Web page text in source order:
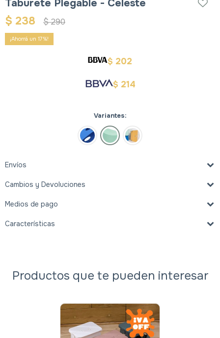
Taburete Plegable - Celeste
$ 238 $290
17
$ 202
$ 214
Variantes:
Envíos
Cambios y Devoluciones
Medios de pago
Características
Productos que te pueden interesar